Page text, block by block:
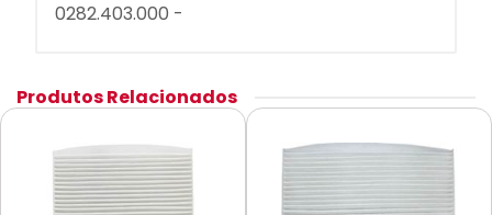
0282.403.000 -
Produtos Relacionados